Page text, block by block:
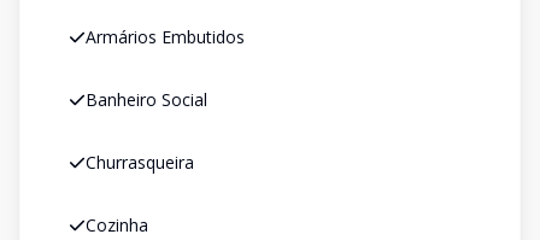
Armários Embutidos
Banheiro Social
Churrasqueira
Cozinha